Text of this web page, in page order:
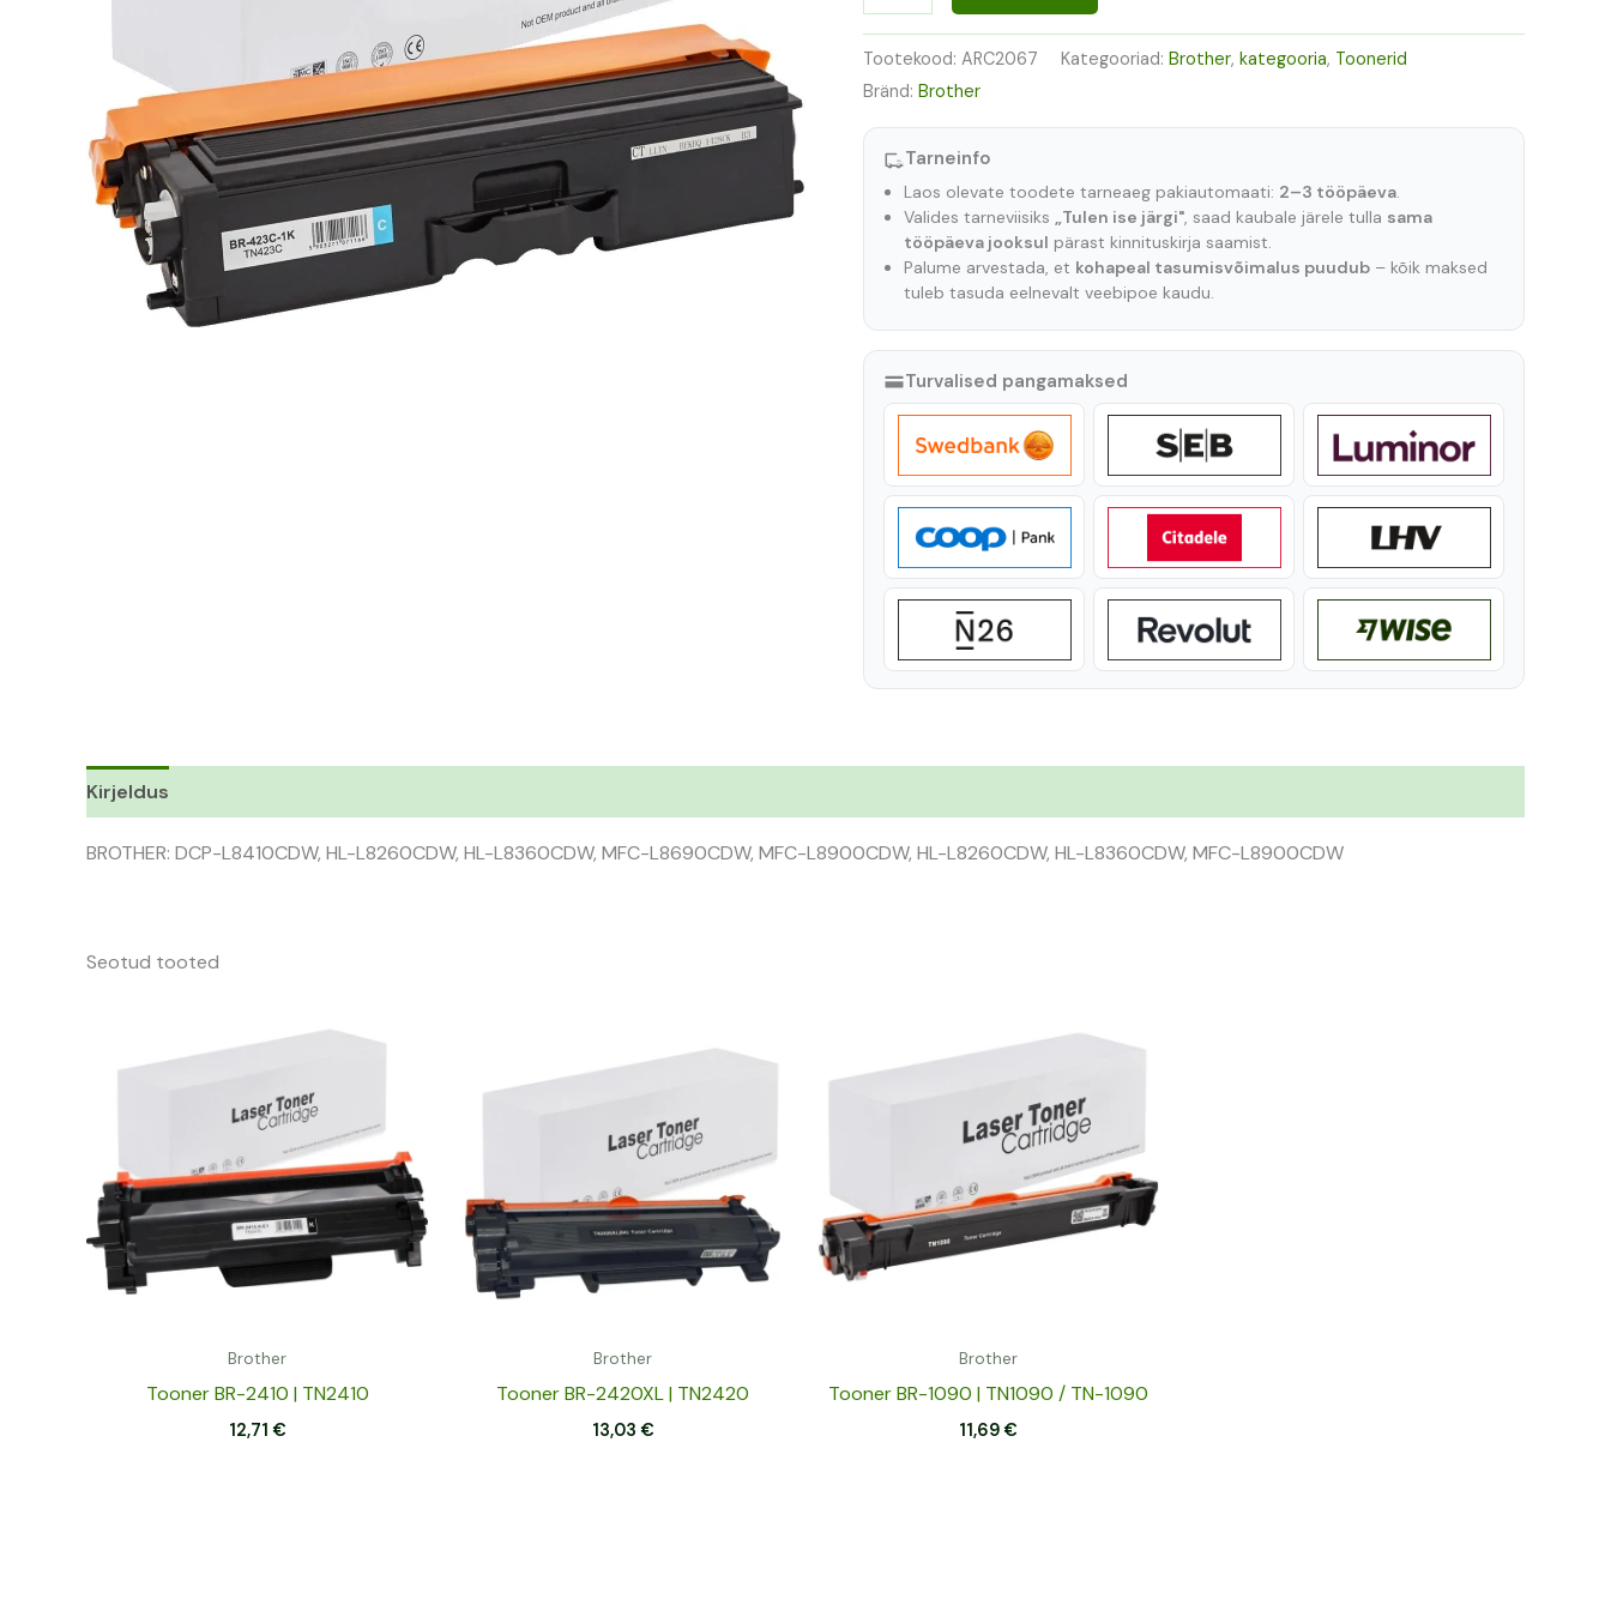
Tootekood: ARC2067 Kategooriad: Brother, kategooria, Toonerid
Bränd: Brother
Tarneinfo
Laos olevate toodete tarneaeg pakiautomaati: 2–3 tööpäeva.
Valides tarneviisiks „Tulen ise järgi", saad kaubale järele tulla sama
tööpäeva jooksul pärast kinnituskirja saamist.
Palume arvestada, et kohapeal tasumisvõimalus puudub– kõik maksed
tuleb tasuda eelnevalt veebipoe kaudu.
Turvalised pangamaksed
Kirjeldus
BROTHER: DCP-L8410CDW, HL-L8260CDW, HL-L8360CDW, MFC-L8690CDW, MFC-L8900CDW, HL-L8260CDW, HL-L8360CDW, MFC-L8900CDW
Seotud tooted
Brother
Tooner BR-2410 | TN2410
12,71€
Brother
Tooner BR-2420XL | TN2420
13,03€
Brother
Tooner BR-1090 | TN1090 / TN-1090
11,69€